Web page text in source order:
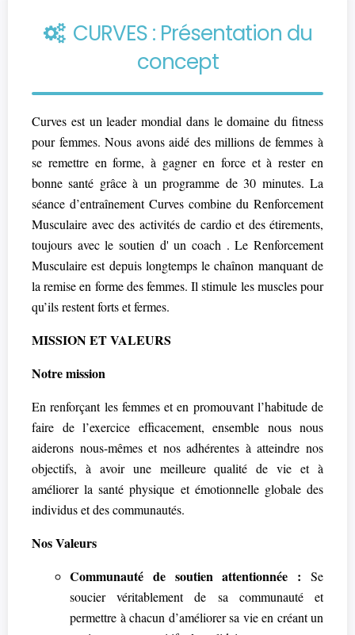
CURVES : Présentation du
concept
Curves est un leader mondial dans le domaine du fitness
pour femmes. Nous avons aidé des millions de femmes à
se remettre en forme, à gagner en force et à rester en
bonne santé grâce à un programme de 30 minutes. La
séance d’entraînement Curves combine du Renforcement
Musculaire avec des activités de cardio et des étirements,
toujours avec le soutien d' un coach . Le Renforcement
Musculaire est depuis longtemps le chaînon manquant de
la remise en forme des femmes. Il stimule les muscles pour
qu’ils restent forts et fermes.
MISSION ET VALEURS
Notre mission
En renforçant les femmes et en promouvant l’habitude de
faire de l’exercice efficacement, ensemble nous nous
aiderons nous-mêmes et nos adhérentes à atteindre nos
objectifs, à avoir une meilleure qualité de vie et à
améliorer la santé physique et émotionnelle globale des
individus et des communautés.
Nos Valeurs
Communauté de soutien attentionnée : Se
soucier véritablement de sa communauté et
permettre à chacun d’améliorer sa vie en créant un